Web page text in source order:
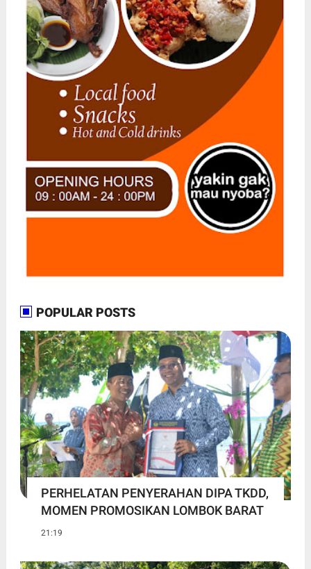
POPULAR POSTS
PERHELATAN PENYERAHAN DIPA TKDD,
MOMEN PROMOSIKAN LOMBOK BARAT
21:19